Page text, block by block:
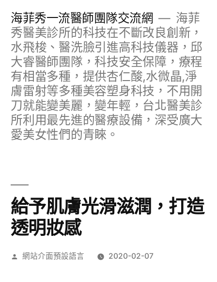
海菲秀一流醫師團隊交流網
海菲
秀醫美診所的科技在不斷改良創新，
水飛梭、醫洗臉引進高科技儀器，邱
大睿醫師團隊，科技安全保障，療程
有相當多種，提供杏仁酸,水微晶,淨
膚雷射等多種美容塑身科技，不用開
刀就能變美麗，變年輕，台北醫美診
所利用最先進的醫療設備，深受廣大
愛美女性們的青睞。
給予肌膚光滑滋潤，打造
透明妝感
作
網站介面預設語言 2020-02-07